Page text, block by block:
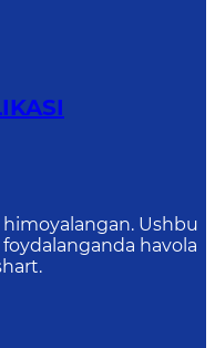
Ushbu
havola